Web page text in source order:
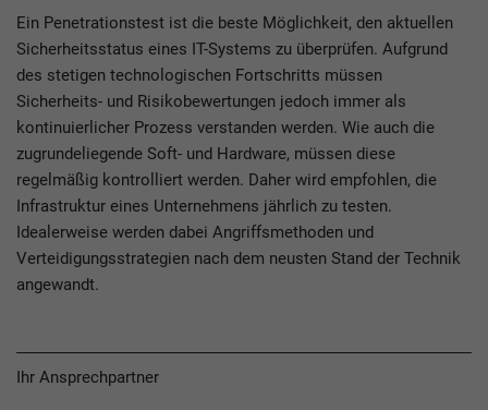
Ein Penetrationstest ist die beste Möglichkeit, den aktuellen
Sicherheitsstatus eines IT-Systems zu überprüfen. Aufgrund
des stetigen technologischen Fortschritts müssen
Sicherheits- und Risikobewertungen jedoch immer als
kontinuierlicher Prozess verstanden werden. Wie auch die
zugrundeliegende Soft- und Hardware, müssen diese
regelmäßig kontrolliert werden. Daher wird empfohlen, die
Infrastruktur eines Unternehmens jährlich zu testen.
Idealerweise werden dabei Angriffsmethoden und
Verteidigungsstrategien nach dem neusten Stand der Technik
angewandt.
Ihr Ansprechpartner